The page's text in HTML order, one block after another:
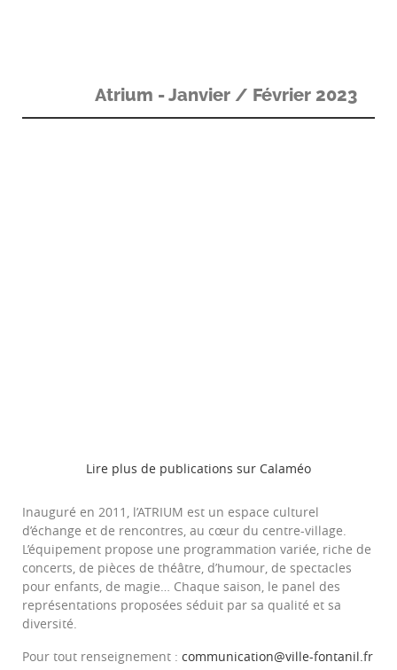
Atrium - Janvier / Février 2023
Lire plus de publications sur Calaméo
Inauguré en 2011, l’ATRIUM est un espace culturel
d’échange et de rencontres, au cœur du centre-village.
L’équipement propose une programmation variée, riche de
concerts, de pièces de théâtre, d’humour, de spectacles
pour enfants, de magie… Chaque saison, le panel des
représentations proposées séduit par sa qualité et sa
diversité.
Pour tout renseignement : communication@ville-fontanil.fr